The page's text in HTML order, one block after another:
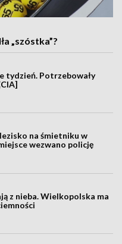
„szóstka”?
tydzień. Potrzebowały
na śmietniku w
wezwano policję
z nieba. Wielkopolska ma